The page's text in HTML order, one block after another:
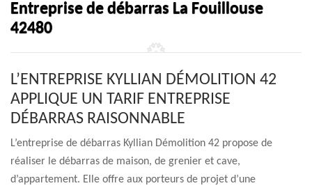
Entreprise de débarras La Fouillouse
42480
L’ENTREPRISE KYLLIAN DÉMOLITION 42
APPLIQUE UN TARIF ENTREPRISE
DÉBARRAS RAISONNABLE
L’entreprise de débarras Kyllian Démolition 42 propose de
réaliser le débarras de maison, de grenier et cave,
d’appartement. Elle offre aux porteurs de projet d’une